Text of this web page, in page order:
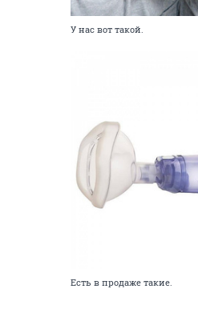
У нас вот такой.
Есть в продаже такие.